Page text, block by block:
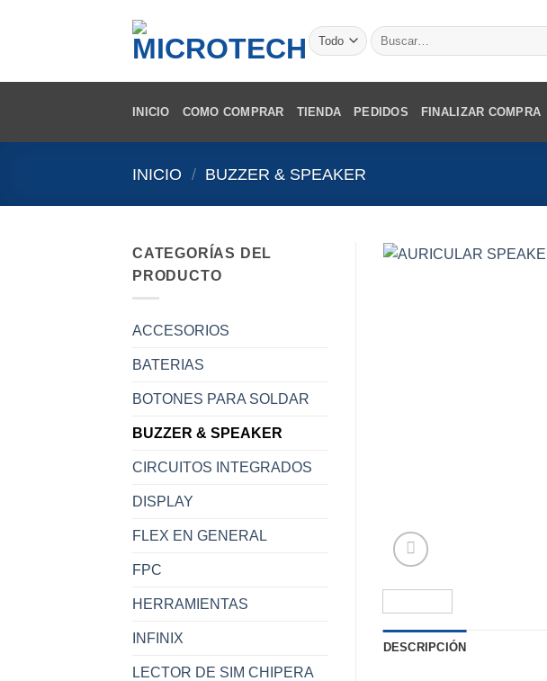
Buscar
por:
INICIO COMO COMPRAR TIENDA PEDIDOS FINALIZAR COMPRA
INICIO / BUZZER & SPEAKER
CATEGORÍAS DEL
PRODUCTO
ACCESORIOS
BATERIAS
BOTONES PARA SOLDAR
BUZZER & SPEAKER
CIRCUITOS INTEGRADOS
DISPLAY
FLEX EN GENERAL
FPC
HERRAMIENTAS
INFINIX
LECTOR DE SIM CHIPERA
DESCRIPCIÓN